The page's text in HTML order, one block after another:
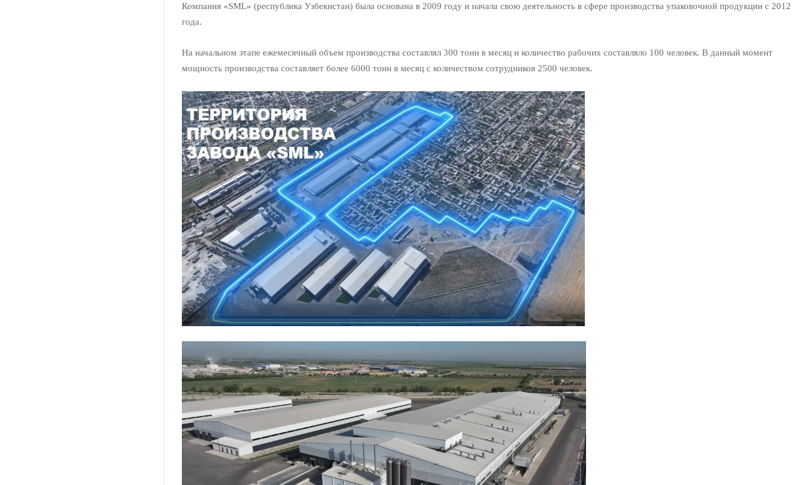
Компания «SML» (республика Узбекистан) была основана в 2009 году и начала свою деятельность в сфере производства упаковочной продукции с 2012
года.
На начальном этапе ежемесячный объем производства составлял 300 тонн в месяц и количество рабочих составляло 100 человек. В данный момент
мощность производства составляет более 6000 тонн в месяц с количеством сотрудников 2500 человек.